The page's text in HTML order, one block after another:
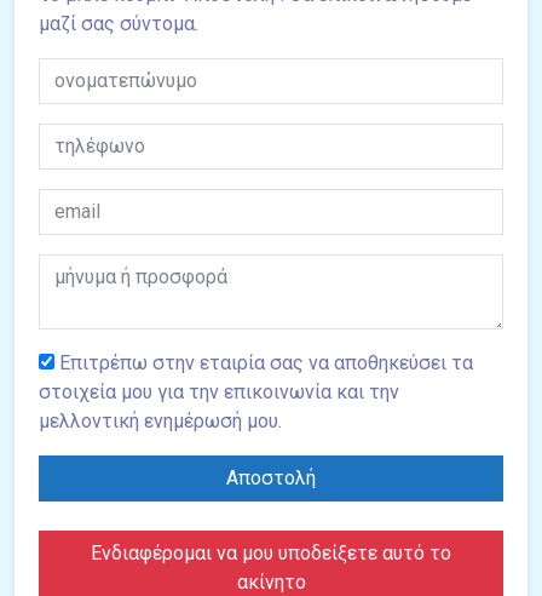
μαζί σας σύντομα.
Επιτρέπω στην εταιρία σας να αποθηκεύσει τα
στοιχεία μου για την επικοινωνία και την
μελλοντική ενημέρωσή μου.
Αποστολή
Ενδιαφέρομαι να μου υποδείξετε αυτό το
ακίνητο